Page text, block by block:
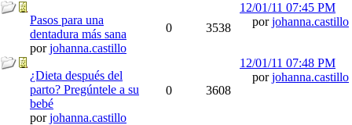
Pasos para una
dentadura más sana
porjohanna.castillo
0 3538
12/01/11 07:45 PM
porjohanna.castillo
¿Dieta después del
parto? Pregúntele a su
bebé
porjohanna.castillo
0 3608
12/01/11 07:48 PM
porjohanna.castillo